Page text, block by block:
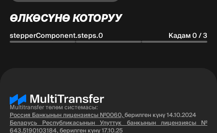
ӨЛКӨСҮНӨ КОТОРУУ
stepperComponent.steps.0 Кадам 0 / 3
Multitransfer төлөм системасы:
Россия Банкынын лицензиясы №0060,берилген күнү 14.10.2024
Беларусь Республикасынын Улуттук банкынын лицензиясы №
643.5190103184,берилген күнү 17.10.25